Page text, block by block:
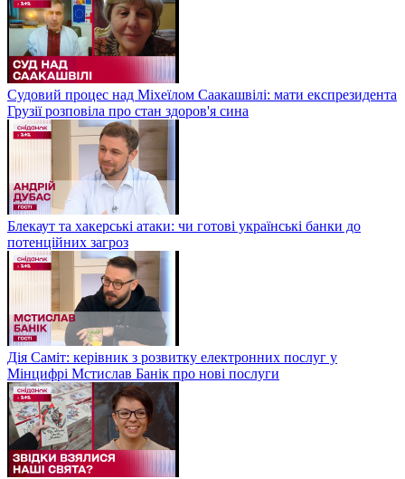
Судовий процес над Міхеїлом Саакашвілі: мати експрезидента
Грузії розповіла про стан здоров'я сина
Блекаут та хакерські атаки: чи готові українські банки до
потенційних загроз
Дія Саміт: керівник з розвитку електронних послуг у
Мінцифрі Мстислав Банік про нові послуги